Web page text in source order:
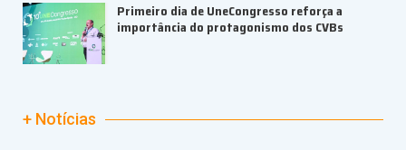
Primeiro dia de UneCongresso reforça a
importância do protagonismo dos CVBs
+ Notícias